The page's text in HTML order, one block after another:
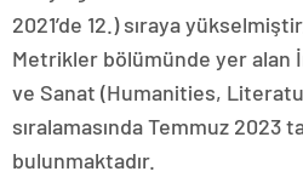
2021’de 12.) sıraya
Metrikler bölümünde yer alan
ve Sanat (Humanities,
sıralamasında Temmuz 2023
bulunmaktadır.